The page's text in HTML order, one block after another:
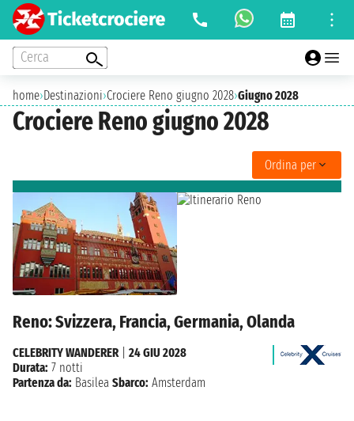
Cerca
home›Destinazioni›Crociere Reno giugno 2028›Giugno 2028
Crociere Reno giugno 2028
Ordina per
Reno: Svizzera, Francia, Germania, Olanda
CELEBRITY WANDERER
24 GIU 2028
Durata: 7 notti
Partenza da: Basilea Sbarco: Amsterdam